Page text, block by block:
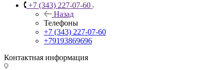
+7 (343) 227-07-60
Назад
Телефоны
+7 (343) 227-07-60
+79193869696
Контактная информация